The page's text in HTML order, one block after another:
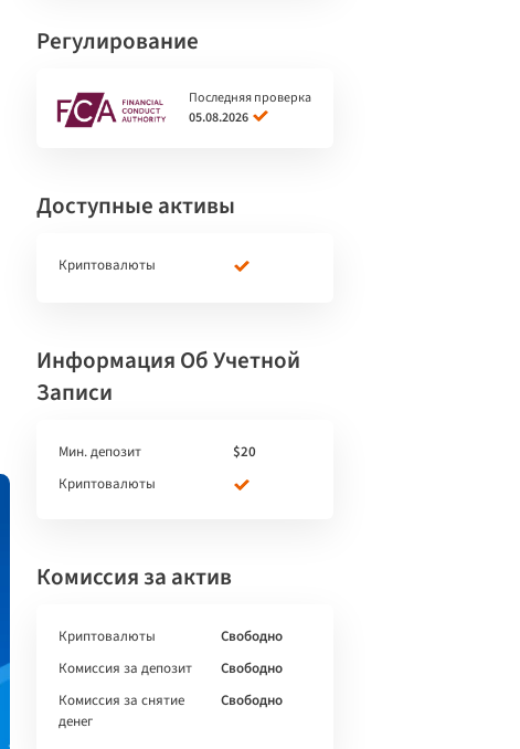
Регулирование
Последняя проверка
05.08.2026
Доступные активы
Криптовалюты
Информация Об Учетной
Записи
Мин. депозит
$20
Криптовалюты
Комиссия за актив
Криптовалюты
Свободно
Комиссия за депозит
Свободно
Комиссия за снятие
денег
Свободно